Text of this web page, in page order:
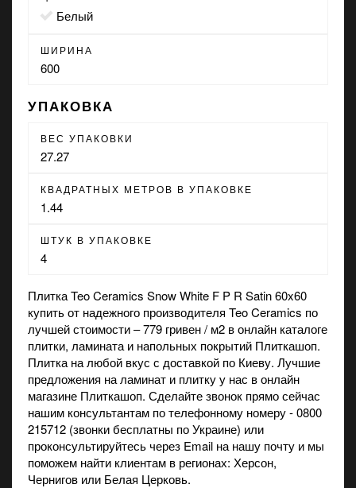
белый
ШИРИНА
600
УПАКОВКА
ВЕС УПАКОВКИ
27.27
КВАДРАТНЫХ МЕТРОВ В УПАКОВКЕ
1.44
ШТУК В УПАКОВКЕ
4
Плитка Teo Ceramics Snow White F P R Satin 60x60
купить от надежного производителя Teo Ceramics по
лучшей стоимости – 779 гривен / м2 в онлайн каталоге
плитки, ламината и напольных покрытий Плиткашоп.
Плитка на любой вкус с доставкой по Киеву. Лучшие
предложения на ламинат и плиткуу нас в онлайн
магазине Плиткашоп. Сделайте звонок прямо сейчас
нашим консультантам по телефонному номеру - 0800
215712 (звонки бесплатны по Украине) или
проконсультируйтесь через Email на нашу почту и мы
поможем найти клиентам в регионах: Херсон,
Чернигов или Белая Церковь.